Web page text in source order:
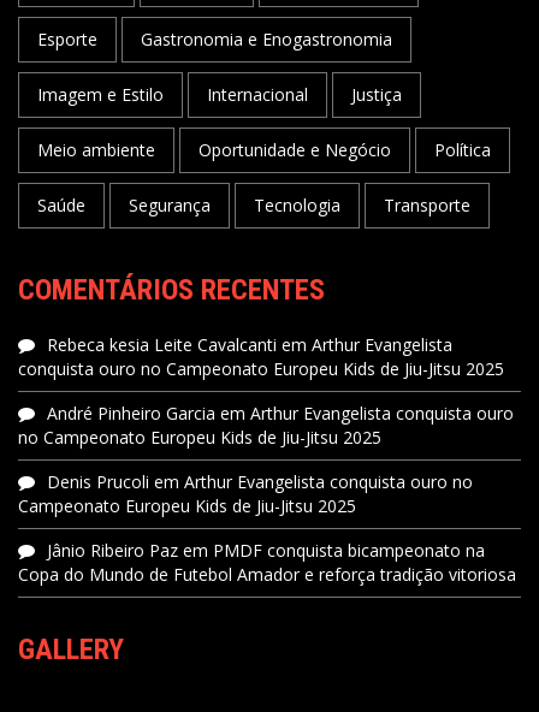
Esporte Gastronomia e Enogastronomia
Imagem e Estilo Internacional Justiça
Meio ambiente Oportunidade e Negócio Política
Saúde Segurança Tecnologia Transporte
COMENTÁRIOS RECENTES
Rebeca kesia Leite Cavalcanti em Arthur Evangelista
conquista ouro no Campeonato Europeu Kids de Jiu-Jitsu 2025
André Pinheiro Garcia em Arthur Evangelista conquista ouro
no Campeonato Europeu Kids de Jiu-Jitsu 2025
Denis Prucoli em Arthur Evangelista conquista ouro no
Campeonato Europeu Kids de Jiu-Jitsu 2025
Jânio Ribeiro Paz em PMDF conquista bicampeonato na
Copa do Mundo de Futebol Amador e reforça tradição vitoriosa
GALLERY